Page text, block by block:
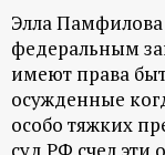
н
н
ы
Элла Памфилова
федеральным
имеют права
осужденные
особо тяжких